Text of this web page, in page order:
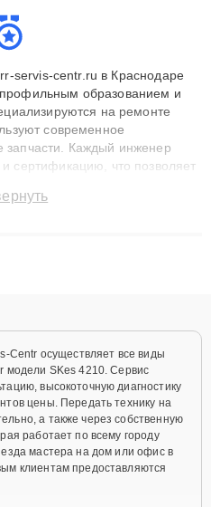
servis-centr.ru в Краснодаре
образованием и
на ремонте
современное
запчасти. Каждый инженер
сертификацию, что позволяет
до 3 лет. Наши мастера
Centr осуществляет все виды
модели SKes 4210. Сервис
высокоточную диагностику
цены. Передать технику на
а также через собственную
работает по всему городу
мастера на дом или офис в
клиентам предоставляются